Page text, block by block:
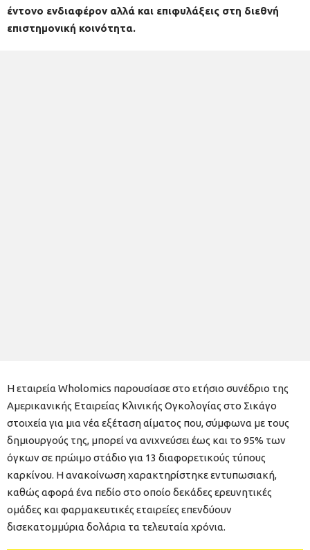
έντονο ενδιαφέρον αλλά και επιφυλάξεις στη διεθνή
επιστημονική κοινότητα.
Η εταιρεία Wholomics παρουσίασε στο ετήσιο συνέδριο της
Αμερικανικής Εταιρείας Κλινικής Ογκολογίας στο Σικάγο
στοιχεία για μια νέα εξέταση αίματος που, σύμφωνα με τους
δημιουργούς της, μπορεί να ανιχνεύσει έως και το 95% των
όγκων σε πρώιμο στάδιο για 13 διαφορετικούς τύπους
καρκίνου. Η ανακοίνωση χαρακτηρίστηκε εντυπωσιακή,
καθώς αφορά ένα πεδίο στο οποίο δεκάδες ερευνητικές
ομάδες και φαρμακευτικές εταιρείες επενδύουν
δισεκατομμύρια δολάρια τα τελευταία χρόνια.